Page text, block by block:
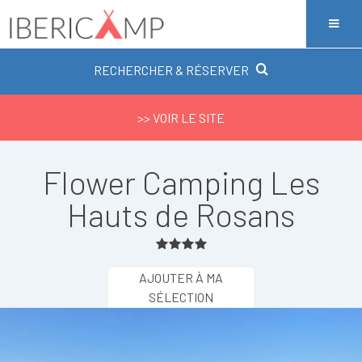
RECHERCHER & RÉSERVER
>> VOIR LE SITE
Flower Camping Les
Hauts de Rosans
AJOUTER À MA
SÉLECTION